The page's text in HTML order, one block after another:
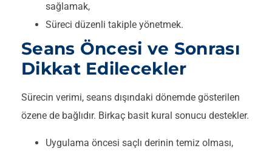
sağlamak,
Süreci düzenli takiple yönetmek.
Seans Öncesi ve Sonrası
Dikkat Edilecekler
Sürecin verimi, seans dışındaki dönemde gösterilen
özene de bağlıdır. Birkaç basit kural sonucu destekler.
Uygulama öncesi saçlı derinin temiz olması,